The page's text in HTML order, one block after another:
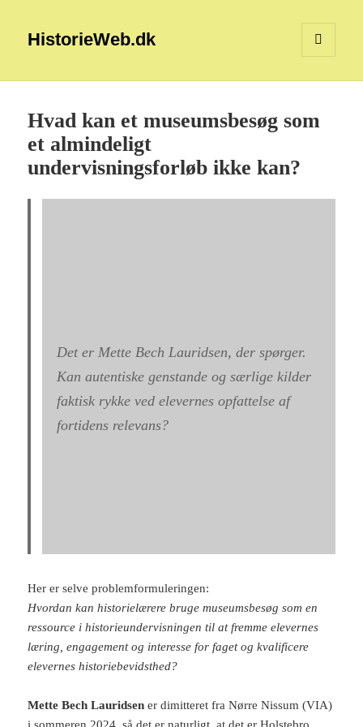
HistorieWeb.dk
WIDGETS
Hvad kan et museumsbesøg som
et almindeligt
undervisningsforløb ikke kan?
Det er Mette Bech Lauridsen, der spørger.
Kan autentiske genstande og særlige kilder
faktisk rykke ved elevernes opfattelse af
fortidens relevans?
Her er selve problemformuleringen:
Hvordan kan historielærere bruge museumsbesøg som en
ressource i historieundervisningen til at fremme elevernes
læring, engagement og interesse for faget og kvalificere
elevernes historiebevidsthed?
Mette Bech Lauridsen er dimitteret fra Nørre Nissum (VIA)